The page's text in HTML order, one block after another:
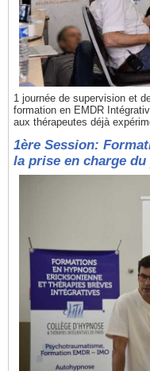
1 journée de supervision et
formation en EMDR
aux thérapeutes déjà
1ère Session:
la prise en charge